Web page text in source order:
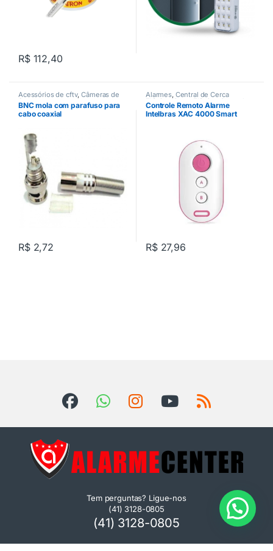
R$112,40
Acessórios de cftv,Câmeras de
Segurança
BNC mola com parafuso para
cabo coaxial
R$2,72
Alarmes, Central de Cerca
Elétrica,Cerca Elétrica Controle
Remoto,Motor de Portão
Controle Remoto Alarme
Intelbras XAC 4000 Smart
R$27,96
Tem perguntas? Ligue-nos
(41) 3128-0805
(41) 3128-0805